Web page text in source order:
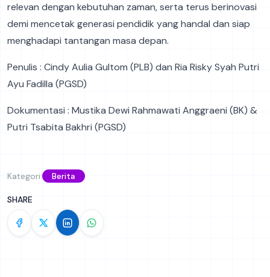
relevan dengan kebutuhan zaman, serta terus berinovasi
demi mencetak generasi pendidik yang handal dan siap
menghadapi tantangan masa depan.
Penulis : Cindy Aulia Gultom (PLB) dan Ria Risky Syah Putri
Ayu Fadilla (PGSD)
Dokumentasi : Mustika Dewi Rahmawati Anggraeni (BK) &
Putri Tsabita Bakhri (PGSD)
Kategori: Berita
SHARE